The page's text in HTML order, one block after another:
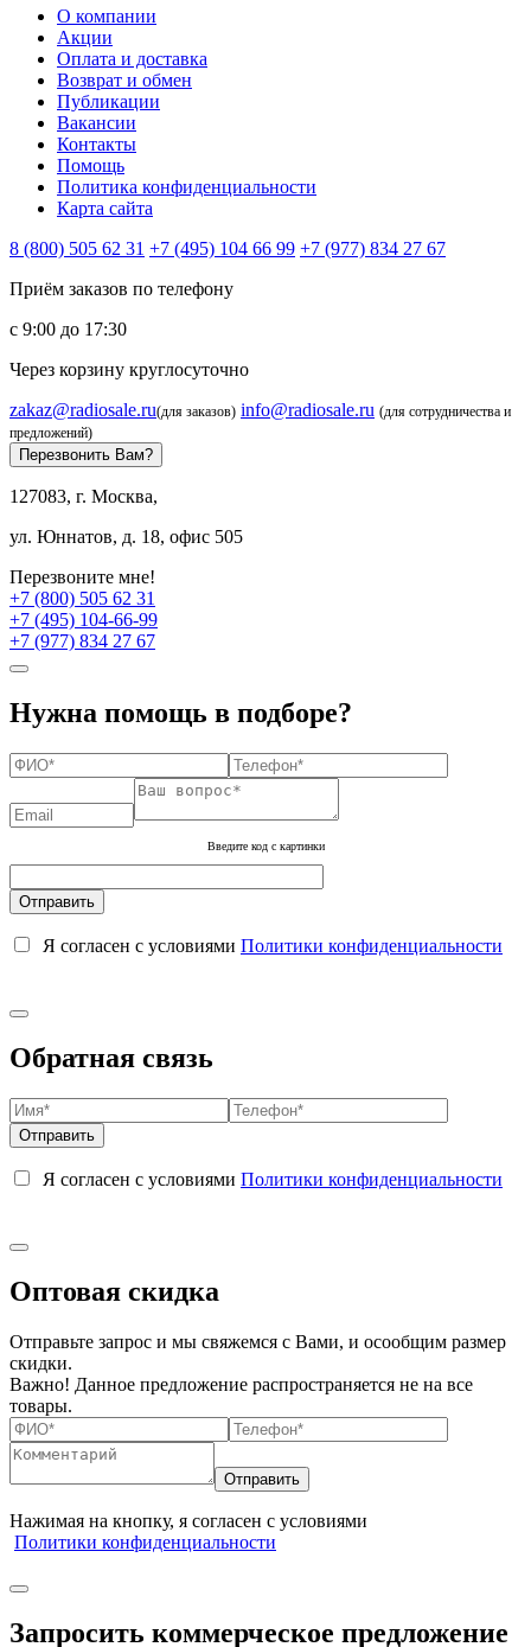
О компании
Акции
Оплата и доставка
Возврат и обмен
Публикации
Вакансии
Контакты
Помощь
Политика конфиденциальности
Карта сайта
8 (800) 505 62 31 +7 (495) 104 66 99 +7 (977) 834 27 67
Приём заказов по телефону
с 9:00 до 17:30
Через корзину круглосуточно
zakaz@radiosale.ru(для заказов) info@radiosale.ru (для сотрудничества и
предложений)
Перезвонить Вам?
127083, г. Москва,
ул. Юннатов, д. 18, офис 505
Перезвоните мне!
+7 (800) 505 62 31
+7 (495) 104-66-99
+7 (977) 834 27 67
Нужна помощь в подборе?
Введите код с картинки
Я согласен с условиями Политики конфиденциальности
Обратная связь
Я согласен с условиями Политики конфиденциальности
Оптовая скидка
Отправьте запрос и мы свяжемся с Вами, и осообщим размер
скидки.
Важно! Данное предложение распространяется не на все
товары.
Нажимая на кнопку, я согласен с условиями
Политики конфиденциальности
Запросить коммерческое предложение